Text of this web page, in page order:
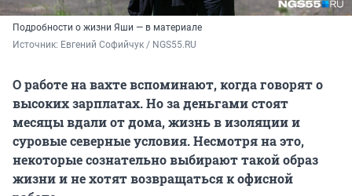
Подробности о жизни Яши — в материале
Источник: Евгений Софийчук / NGS55.RU
О работе на вахте вспоминают, когда говорят о
высоких зарплатах. Но за деньгами стоят
месяцы вдали от дома, жизнь в изоляции и
суровые северные условия. Несмотря на это,
некоторые сознательно выбирают такой образ
жизни и не хотят возвращаться к офисной